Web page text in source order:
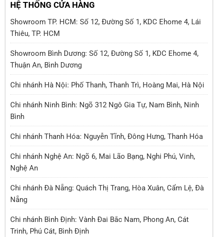
HỆ THỐNG CỬA HÀNG
Showroom TP. HCM: Số 12, Đường Số 1, KDC Ehome 4, Lái
Thiêu, TP. HCM
Showroom Bình Dương: Số 12, Đường Số 1, KDC Ehome 4,
Thuận An, Bình Dương
Chi nhánh Hà Nội: Phố Thanh, Thanh Trì, Hoàng Mai, Hà Nội
Chi nhánh Ninh Bình: Ngõ 312 Ngô Gia Tự, Nam Bình, Ninh
Bình
Chi nhánh Thanh Hóa: Nguyễn Tĩnh, Đông Hưng, Thanh Hóa
Chi nhánh Nghệ An: Ngõ 6, Mai Lão Bạng, Nghi Phú, Vinh,
Nghệ An
Chi nhánh Đà Nẵng: Quách Thị Trang, Hòa Xuân, Cẩm Lệ, Đà
Nẵng
Chi nhánh Bình Định: Vành Đai Bắc Nam, Phong An, Cát
Trinh, Phú Cát, Bình Định